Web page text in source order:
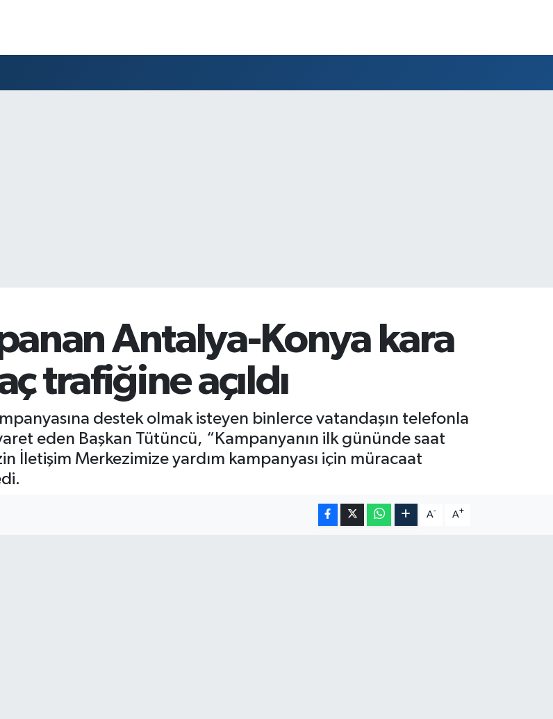
Antalya-Konya kara
trafiğine açıldı
destek olmak isteyen binlerce vatandaşın telefonla
eden Başkan Tütüncü, “Kampanyanın ilk gününde saat
İletişim Merkezimize yardım kampanyası için müracaat
A- A+